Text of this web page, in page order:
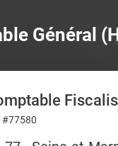
Général
#77580